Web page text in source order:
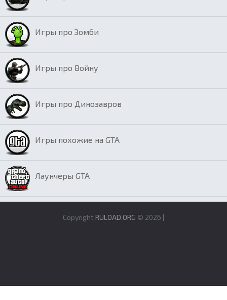
Игры про Зомби
Игры про Войну
Игры про Динозавров
Игры похожие на GTA
Лаунчеры GTA
Copyright RULOAD.ORG © 2026 |